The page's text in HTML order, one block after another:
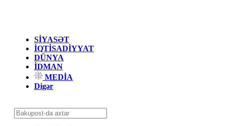
SİYASƏT
İQTİSADİYYAT
DÜNYA
İDMAN
MEDİA
Digər